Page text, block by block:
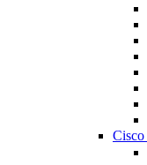
Cisco